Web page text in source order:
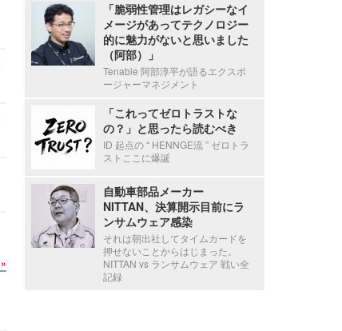
「脆弱性管理はレガシーなイ
メージがあってテクノロジー
的に魅力がないと思いました
（阿部）」
Tenable 阿部淳平が語るエクスポ
ージャーマネジメント
「これってゼロトラストな
の？」と思ったら読むべき
ID 起点の “ HENNGE流 ” ゼロトラ
ストここに爆誕
自動車部品メーカー
NITTAN、決算開示目前にラ
ンサムウェア感染
それは朝出社してタイムカードを
押せないことからはじまった。
NITTAN vs ランサムウェア 戦い全
記録